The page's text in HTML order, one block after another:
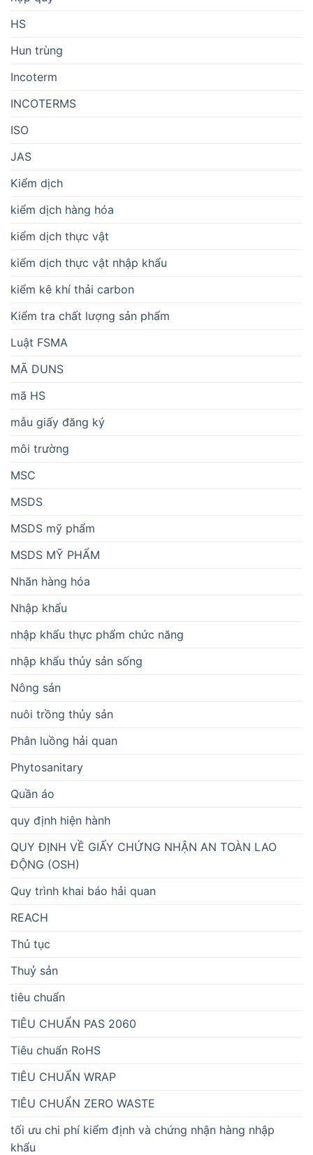
HS
Hun trùng
Incoterm
INCOTERMS
ISO
JAS
Kiểm dịch
kiểm dịch hàng hóa
kiểm dịch thực vật
kiểm dịch thực vật nhập khẩu
kiểm kê khí thải carbon
Kiểm tra chất lượng sản phẩm
Luật FSMA
MÃ DUNS
mã HS
mẫu giấy đăng ký
môi trường
MSC
MSDS
MSDS mỹ phẩm
MSDS MỸ PHẨM
Nhãn hàng hóa
Nhập khẩu
nhập khẩu thực phẩm chức năng
nhập khẩu thủy sản sống
Nông sản
nuôi trồng thủy sản
Phân luồng hải quan
Phytosanitary
Quần áo
quy định hiện hành
QUY ĐỊNH VỀ GIẤY CHỨNG NHẬN AN TOÀN LAO
ĐỘNG (OSH)
Quy trình khai báo hải quan
REACH
Thủ tục
Thuỷ sản
tiêu chuẩn
TIÊU CHUẨN PAS 2060
Tiêu chuẩn RoHS
TIÊU CHUẨN WRAP
TIÊU CHUẨN ZERO WASTE
tối ưu chi phí kiểm định và chứng nhận hàng nhập
khẩu